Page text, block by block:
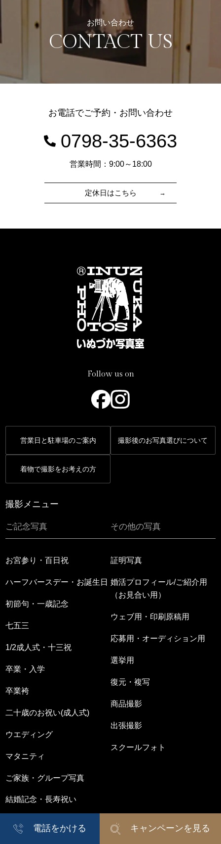
電話をかける キャンペーンを見る
お問い合わせ
CONTACT US
お電話でご予約・お問い合わせ
0798-35-6363
営業時間：9:00～18:00
定休日はこちら
Follow us on
営業日と駐車場のご案内 撮影後のお写真選びについて
着物で撮影をお考えの方
撮影メニュー
ご記念写真
お宮参り・百日祝
ハーフバースデー・お誕生日
初節句・一歳記念
七五三
1/2成人式・十三祝
卒業・入学
卒業袴
二十歳のお祝い(成人式)
ウエディング
マタニティ
ご家族・グループ写真
結婚記念・長寿祝い
その他の写真
証明写真
婚活プロフィール/ご紹介用
（お見合い用）
ウェブ用・印刷原稿用
応募用・オーディション用
選挙用
復元・複写
商品撮影
出張撮影
スクールフォト